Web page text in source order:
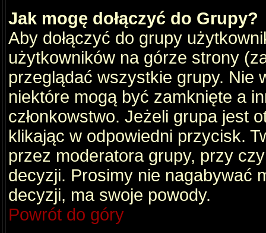
Jak mogę dołączyć do Grupy?
Aby dołączyć do grupy
użytkowników na górze strony
przeglądać wszystkie grupy. Nie
niektóre mogą być zamknięte a
członkowstwo. Jeżeli grupa jest
klikając w odpowiedni przycisk.
przez moderatora grupy, przy
decyzji. Prosimy nie nagabywać
decyzji, ma swoje powody.
Powrót do góry